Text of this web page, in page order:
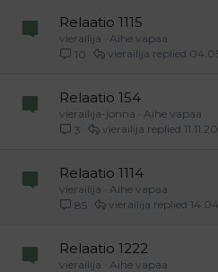
Relaatio 1115
vierailija
Aihe vapaa
10
vierailija
Relaatio 154
vierailija-jonna
Aihe vapaa
3
vierailija
Relaatio 1114
vierailija
Aihe vapaa
85
vierailija
Relaatio 1222
vierailija
Aihe vapaa